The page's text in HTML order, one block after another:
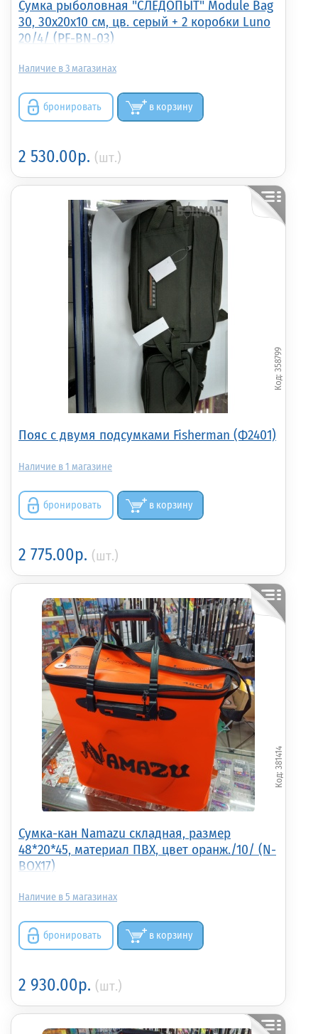
Сумка рыболовная "СЛЕДОПЫТ" Module Bag
30, 30х20х10 см, цв. серый + 2 коробки Luno
20/4/ (PF-BN-03)
3
бронировать в корзину
2 530.00р. (шт.)
Пояс с двумя подсумками Fisherman (Ф2401)
358799
1
бронировать в корзину
2 775.00р. (шт.)
Сумка-кан Namazu складная, размер
48*20*45, материал ПВХ, цвет оранж./10/ (N-
BOX17)
381414
5
бронировать в корзину
2 930.00р. (шт.)